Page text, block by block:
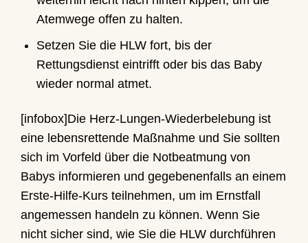
Atemwege offen zu halten.
Setzen Sie die HLW fort, bis der
Rettungsdienst eintrifft oder bis das Baby
wieder normal atmet.
[infobox]Die Herz-Lungen-Wiederbelebung ist
eine lebensrettende Maßnahme und Sie sollten
sich im Vorfeld über die Notbeatmung von
Babys informieren und gegebenenfalls an einem
Erste-Hilfe-Kurs teilnehmen, um im Ernstfall
angemessen handeln zu können. Wenn Sie
nicht sicher sind, wie Sie die HLW durchführen